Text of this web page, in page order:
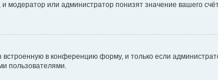
или администратор понизят значение вашего
в конференцию форму, и только если
пользователями.